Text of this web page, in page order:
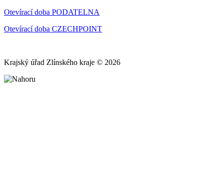
Otevírací doba PODATELNA
Otevírací doba CZECHPOINT
Krajský úřad Zlínského kraje © 2026